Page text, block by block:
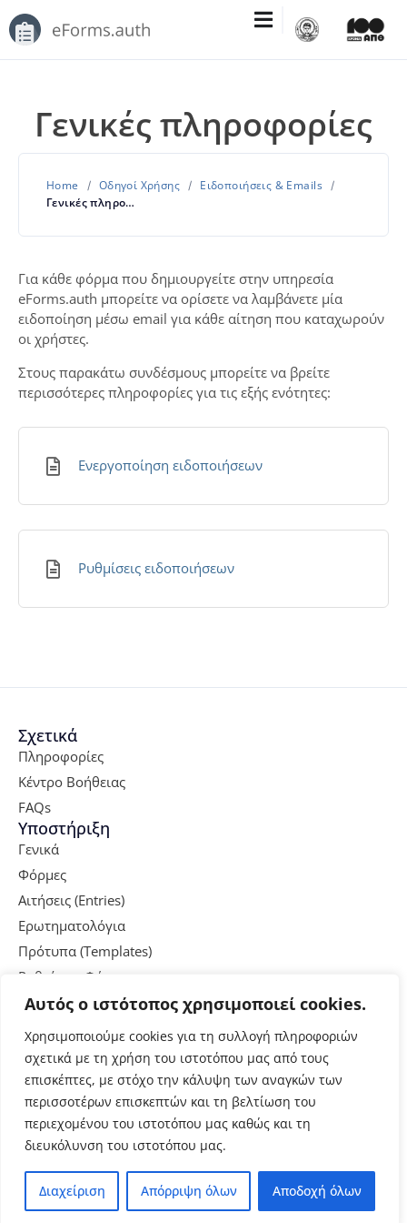
Αυτός ο ιστότοπος χρησιμοποιεί cookies.
Χρησιμοποιούμε cookies για τη συλλογή πληροφοριών
σχετικά με τη χρήση του ιστοτόπου μας από τους
επισκέπτες, με στόχο την κάλυψη των αναγκών των
περισσοτέρων επισκεπτών και τη βελτίωση του
περιεχομένου του ιστοτόπου μας καθώς και τη
διευκόλυνση του ιστοτόπου μας.
Διαχείριση Απόρριψη όλων Αποδοχή όλων
Γενικές πληροφορίες
Home Οδηγοί Χρήσης
Ειδοποιήσεις & Emails
Γενικές πληροφορίες
Για κάθε φόρμα που δημιουργείτε στην υπηρεσία
eForms.auth μπορείτε να ορίσετε να λαμβάνετε μία
ειδοποίηση μέσω email για κάθε αίτηση που καταχωρούν
οι χρήστες.
Στους παρακάτω συνδέσμους μπορείτε να βρείτε
περισσότερες πληροφορίες για τις εξής ενότητες:
Ενεργοποίηση ειδοποιήσεων
Ρυθμίσεις ειδοποιήσεων
Σχετικά
Πληροφορίες
Κέντρο Βοήθειας
FAQs
Υποστήριξη
Γενικά
Φόρμες
Αιτήσεις (Entries)
Ερωτηματολόγια
Πρότυπα (Templates)
Ρυθμίσεις Φόρμας
Σελίδα Φόρμας
Ειδοποιήσεις & Emails
Χρήσιμα
Ασφάλεια
Προσωπικά Δεδομένα
Πολιτική Cookies
Επικοινωνία
© 2026
eForms.auth
Μονάδα Ψηφιακής
Διακυβέρνησης ΑΠΘ